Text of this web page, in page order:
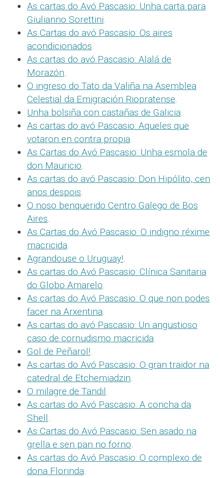
As cartas do Avó Pascasio: Unha carta para
Giulianno Sorettini.
As Cartas do avó Pascasio: Os aires
acondicionados.
As cartas do avó Pascasio: Alalá de
Morazón.
O ingreso do Tato da Valiña na Asemblea
Celestial da Emigración Riopratense.
Unha bolsiña con castañas de Galicia.
As cartas do avó Pascasio: Aqueles que
votaron en contra propia.
As Cartas do Avó Pascasio: Unha esmola de
don Mauricio.
As cartas do avó Pascasio: Don Hipólito, cen
anos despois.
O noso benquerido Centro Galego de Bos
Aires.
As Cartas do Avó Pascasio: O indigno réxime
macricida.
Agrandouse o Uruguay!.
As cartas do Avó Pascasio: Clínica Sanitaria
do Globo Amarelo.
As cartas do Avó Pascasio: O que non podes
facer na Arxentina.
As cartas do avó Pascasio: Un angustioso
caso de cornudismo macricida.
Gol de Peñarol!.
As cartas do Avó Pascasio: O gran traidor na
catedral de Etchemiadzin.
O milagre de Tandil.
As cartas do Avó Pascasio: A concha da
Shell.
As Cartas do Avó Pascasio: Sen asado na
grella e sen pan no forno.
As cartas do Avó Pascasio: O complexo de
dona Florinda.